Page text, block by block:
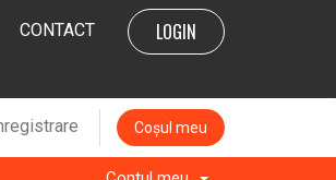
LOGIN
CONTACT
Coșul meu